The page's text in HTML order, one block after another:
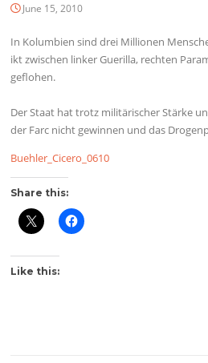
June 15, 2010
In Kolumbien sind drei Millionen
ikt zwischen linker Guerilla, rechten
geflohen.
Der Staat hat trotz militärischer Stärke
der Farc nicht gewinnen und das
Buehler_Cicero_0610
Share this:
Like this: